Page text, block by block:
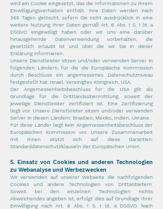
wird ein Cookie eingesetzt, das die Informationen zu Ihrem
Einwilligungsverhalten enthält. Ihre Daten werden nach
365 Tagen gelöscht, sofern Sie nicht ausdrücklich in eine
weitere Nutzung Ihrer Daten gemäß Art. 6 Abs. 1 S. 1 lit. a
DSGVO eingewilligt haben oder wir uns eine darüber
hinausgehende Datenverwendung vorbehalten, die
gesetzlich erlaubt ist und über die wir Sie in dieser
Erklärung informieren.
Unsere Dienstleister sitzen und/oder verwenden Server in
folgenden Ländern, für die die Europäische Kommission
durch Beschluss ein angemessenes Datenschutzniveau
festgestellt hat: Israel, Vereinigtes Königreich, USA.
Der Angemessenheitsbeschluss für die USA gilt als
Grundlage für die Drittlandsübermittlung, soweit der
jeweilige Dienstleister zertifiziert ist. Eine Zertifizierung
liegt vor. Unsere Dienstleister sitzen und/oder verwenden
Server in diesen Ländern: Brasilien, Mexiko, Indien, Ukraine.
Für diese Länder liegt kein Angemessenheitsbeschluss der
Europäischen Kommission vor. Unsere Zusammenarbeit
mit Ihnen stützt sich auf diese Garantien:
Standarddatenschutzklauseln der Europäischen Union.
5. Einsatz von Cookies und anderen Technologien
zu Webanalyse und Werbezwecken
Wir verwenden auf unserer Webseite die nachfolgenden
Cookies und andere Technologien von Drittanbietern.
Soweit bei den einzelnen Technologien nichts
Abweichendes angeben ist, erfolgt dies auf Grundlage Ihrer
Einwilligung nach Art. 6 Abs. 1 S. 1 lit. a DSGVO. Nach